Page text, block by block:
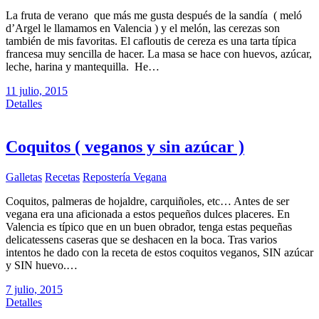
La fruta de verano que más me gusta después de la sandía ( meló
d’Argel le llamamos en Valencia ) y el melón, las cerezas son
también de mis favoritas. El cafloutis de cereza es una tarta típica
francesa muy sencilla de hacer. La masa se hace con huevos, azúcar,
leche, harina y mantequilla. He…
11 julio, 2015
Detalles
Coquitos ( veganos y sin azúcar )
Galletas Recetas Repostería Vegana
Coquitos, palmeras de hojaldre, carquiñoles, etc… Antes de ser
vegana era una aficionada a estos pequeños dulces placeres. En
Valencia es típico que en un buen obrador, tenga estas pequeñas
delicatessens caseras que se deshacen en la boca. Tras varios
intentos he dado con la receta de estos coquitos veganos, SIN azúcar
y SIN huevo.…
7 julio, 2015
Detalles